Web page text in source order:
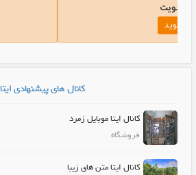
کانال های پیشنهادی ایتا
کانال ایتا موبایل زمرد
فروشگاه
کانال ایتا متن های زیبا